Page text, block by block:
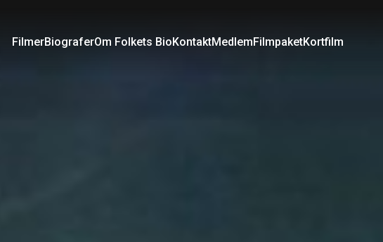
FilmerBiograferOm Folkets BioKontaktMedlemFilmpaketKortfilm